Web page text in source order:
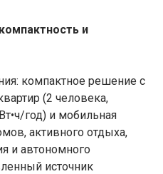
и
компактное решение с
(2 человека,
год) и мобильная
активного отдыха,
и автономного
источник